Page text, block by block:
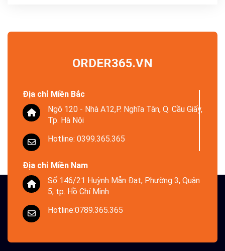
ORDER365.VN
Địa chỉ Miền Bắc
Ngõ 120 - Nhà A12,P. Nghĩa Tân, Q. Cầu Giấy,
Tp. Hà Nội
Hotline: 0399.365.365
Địa chỉ Miền Nam
Số 146/21 Huỳnh Mẫn Đạt, Phường 3, Quận
5, tp. Hồ Chí Minh
Hotline:0789.365.365